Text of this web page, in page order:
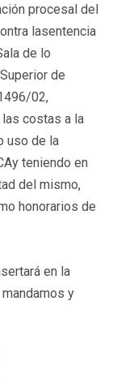
procesal del
lasentencia
de lo
de
02,
costas a la
uso de la
teniendo en
del mismo,
honorarios de
en la
y